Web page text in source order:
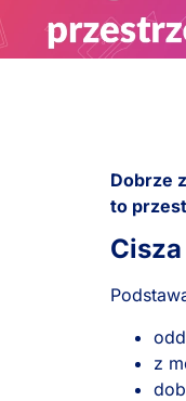
Dobrze
to
z